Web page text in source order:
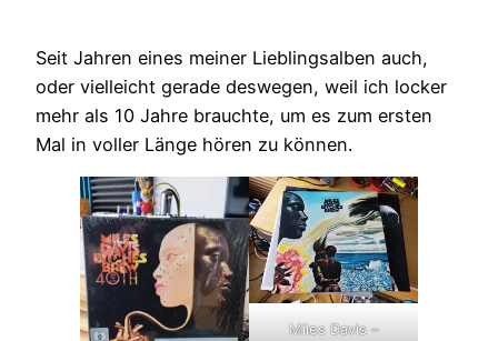
Seit Jahren eines meiner Lieblingsalben auch,
oder vielleicht gerade deswegen, weil ich locker
mehr als 10 Jahre brauchte, um es zum ersten
Mal in voller Länge hören zu können.
Miles Davis –